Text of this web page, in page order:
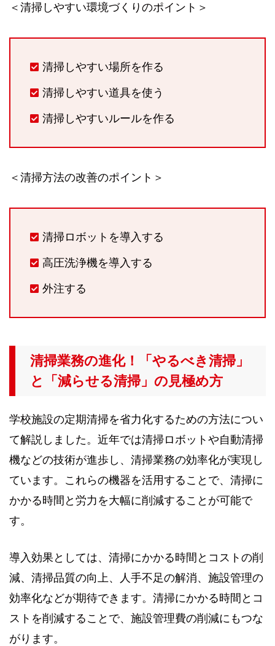
＜清掃しやすい環境づくりのポイント＞
清掃しやすい場所を作る
清掃しやすい道具を使う
清掃しやすいルールを作る
＜清掃方法の改善のポイント＞
清掃ロボットを導入する
高圧洗浄機を導入する
外注する
清掃業務の進化！「やるべき清掃」
と「減らせる清掃」の見極め方
学校施設の定期清掃を省力化するための方法につい
て解説しました。近年では清掃ロボットや自動清掃
機などの技術が進歩し、清掃業務の効率化が実現し
ています。これらの機器を活用することで、清掃に
かかる時間と労力を大幅に削減することが可能で
す。
導入効果としては、清掃にかかる時間とコストの削
減、清掃品質の向上、人手不足の解消、施設管理の
効率化などが期待できます。清掃にかかる時間とコ
ストを削減することで、施設管理費の削減にもつな
がります。